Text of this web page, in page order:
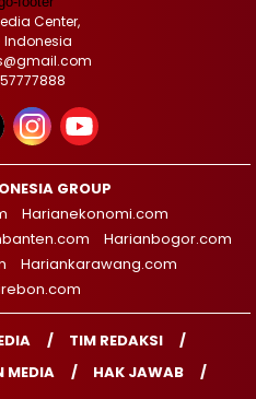
Center,
Indonesia
GROUP
Harianekonomi.com
Harianbogor.com
Hariankarawang.com
TIM REDAKSI
MEDIA
HAK JAWAB